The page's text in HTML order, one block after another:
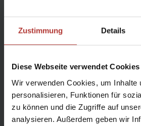
Zustimmung Details
Diese Webseite verwendet Cookies
Wir verwenden Cookies, um Inhalte
personalisieren, Funktionen für
zu können und die Zugriffe auf
analysieren. Außerdem geben wir
Gruppe:
bis 18 (20) Teilnehmer
Reisezeit:
Jun, Jul, Aug